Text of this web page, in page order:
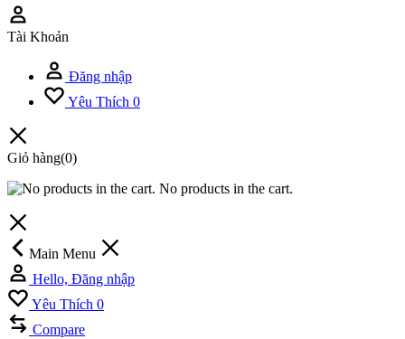
Tài Khoản
Đăng nhập
Yêu Thích 0
Giỏ hàng(0)
No products in the cart.
Main Menu
Hello, Đăng nhập
Yêu Thích 0
Compare